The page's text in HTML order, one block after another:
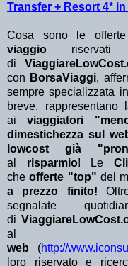
Transfer + Resort 4*
Cosa sono le
viaggio riservati
di
con BorsaViaggi,
sempre specializzata in
breve,
aiviaggiatori
dimestichezza sul
lowcost già
al risparmio! Le
cheofferte "top" del
a prezzo finito!
segnalate
di
web (http://
loro riservato e